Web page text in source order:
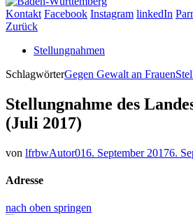
Kontakt Facebook Instagram linkedIn
Zurück
Stellungnahmen
SchlagwörterGegen Gewalt an Frauen
Stellungnahme des
(Juli 2017)
von lfrbwAutor016. September 20176.
Adresse
nach oben springen